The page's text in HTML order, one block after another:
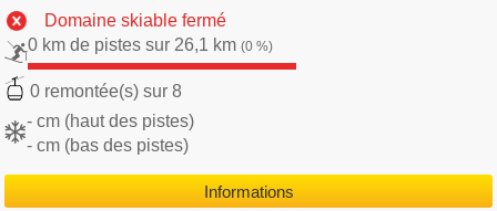
Domaine skiable fermé
0 km de pistes sur 26,1 km (0 %)
0 remontée(s) sur 8
- cm (haut des pistes)
- cm (bas des pistes)
Informations